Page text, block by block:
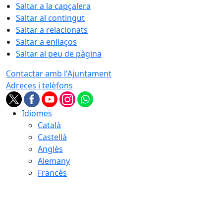
Saltar a la capçalera
Saltar al contingut
Saltar a relacionats
Saltar a enllaços
Saltar al peu de pàgina
Contactar amb l'Ajuntament
Adreces i telèfons
Idiomes
Català
Castellà
Anglès
Alemany
Francès